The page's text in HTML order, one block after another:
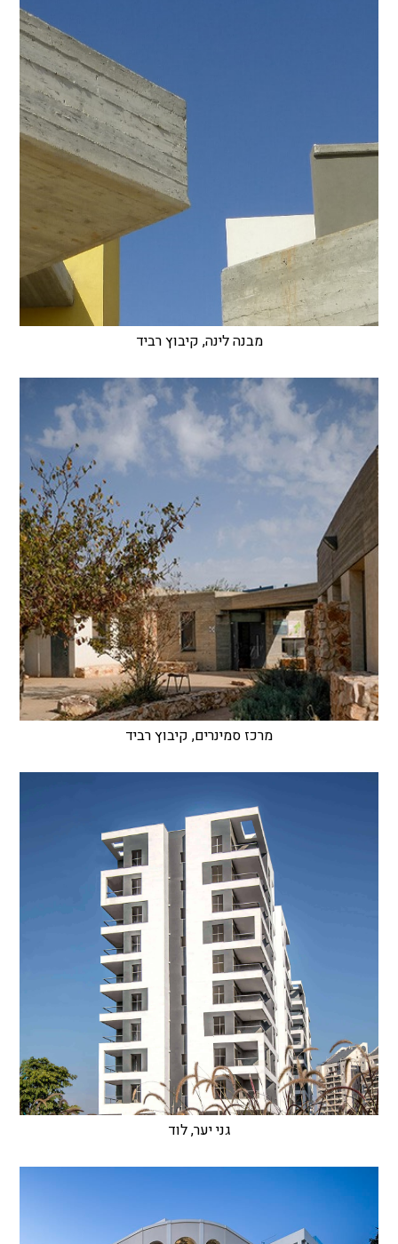
מבנה לינה, קיבוץ רביד
מרכז סמינרים, קיבוץ רביד
גני יער, לוד